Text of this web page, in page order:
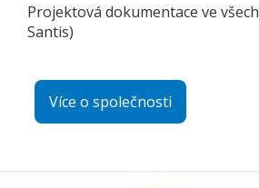
Projektová dokumentace ve
Santis)
Více o společnosti